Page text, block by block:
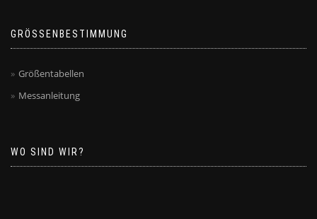
GRÖSSENBESTIMMUNG
Größentabellen
Messanleitung
WO SIND WIR?